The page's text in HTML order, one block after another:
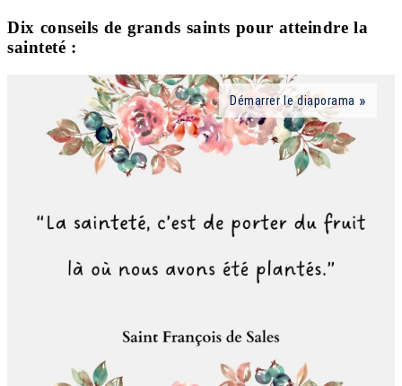
Dix conseils de grands saints pour atteindre la
sainteté :
Démarrer le diaporama